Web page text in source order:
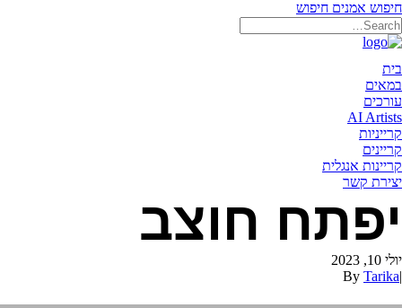
חיפוש אמנים חיפוש
בית
במאים
עורכים
AI Artists
קרייניות
קריינים
קריינות אנגלית
יצירת קשר
יפתח חוצב
יולי 10, 2023
|
By Tarika